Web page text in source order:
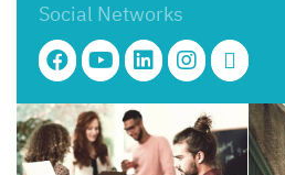
Social Networks